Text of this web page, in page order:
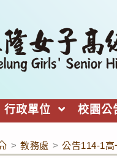
行政單位 校園公
> 教務處 > 公告114-1